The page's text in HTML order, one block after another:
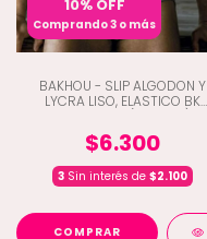
10% OFF
Comprando 3 o más
BAKHOU - SLIP ALGODON Y
LYCRA LISO, ELASTICO BK
$6.300
3Sin interés de $2.100
COMPRAR